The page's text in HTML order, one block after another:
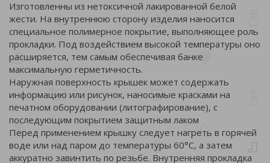
Изготовленны из нетоксичной лакированной белой
жести. На внутреннюю сторону изделия наносится
специальное полимерное покрытие, выполняющее роль
прокладки. Под воздействием высокой температуры оно
расширяется, тем самым обеспечивая банке
максимальную герметичность.
Наружная поверхность крышек может содержать
информацию или рисунок, наносимые красками на
печатном оборудовании (литографирование), с
последующим покрытием защитным лаком
Перед применением крышку следует нагреть в горячей
воде или над паром до температуры 60°С, а затем
аккуратно завинтить по резьбе. Внутренняя прокладка